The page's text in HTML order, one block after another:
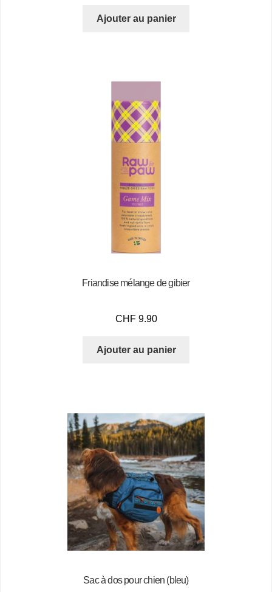
Ajouter au panier
Friandise mélange de gibier
CHF 9.90
Ajouter au panier
Sac à dos pour chien (bleu)